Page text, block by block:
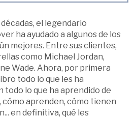
el legendario
ha ayudado a algunos de los
mejores. Entre sus clientes,
como Michael Jordan,
Wade. Ahora, por primera
todo lo que les ha
todo lo que ha aprendido de
cómo aprenden, cómo tienen
en definitiva, qué les